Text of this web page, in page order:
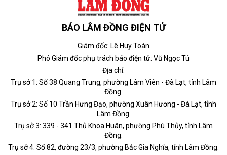
BÁO LÂM ĐỒNG ĐIỆN TỬ
Giám đốc: Lê Huy Toàn
Phó Giám đốc phụ trách báo điện tử: Vũ Ngọc Tú
Địa chỉ:
Trụ sở 1: Số 38 Quang Trung, phường Lâm Viên - Đà Lạt, tỉnh Lâm
Đồng.
Trụ sở 2: Số 10 Trần Hưng Đạo, phường Xuân Hương - Đà Lạt, tỉnh
Lâm Đồng.
Trụ sở 3: 339 - 341 Thủ Khoa Huân, phường Phú Thủy, tỉnh Lâm
Đồng.
Trụ sở 4: Số 82, đường 23/3, phường Bắc Gia Nghĩa, tỉnh Lâm Đồng.